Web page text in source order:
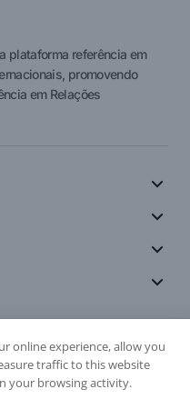
plataforma referência em
promovendo
em Relações
online experience, allow you
traffic to this website
your browsing activity.